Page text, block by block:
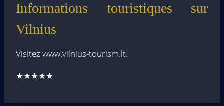
Informations touristiques sur
Vilnius
Visitez www.vilnius-tourism.lt.
★★★★★